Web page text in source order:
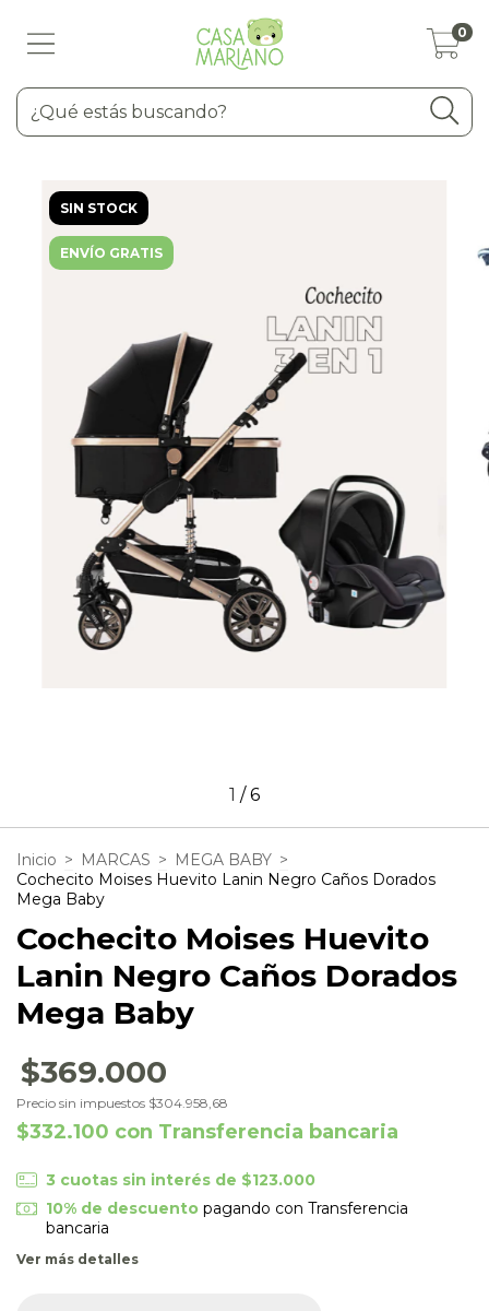
0
SIN STOCK
ENVÍO GRATIS
1 /6
Inicio > MARCAS > MEGA BABY >
Cochecito Moises Huevito Lanin Negro Caños Dorados
Mega Baby
Cochecito Moises Huevito
Lanin Negro Caños Dorados
Mega Baby
$369.000
Precio sin impuestos $304.958,68
$332.100 con Transferencia bancaria
3 cuotas sin interés de $123.000
10% de descuento pagando con Transferencia
bancaria
Ver más detalles